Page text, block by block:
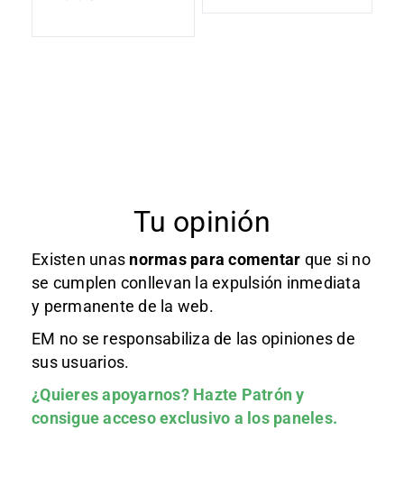
Tu opinión
Existen unas normas para comentar que si no
se cumplen conllevan la expulsión inmediata
y permanente de la web.
EM no se responsabiliza de las opiniones de
sus usuarios.
¿Quieres apoyarnos? Hazte Patróny
consigue acceso exclusivo a los paneles.